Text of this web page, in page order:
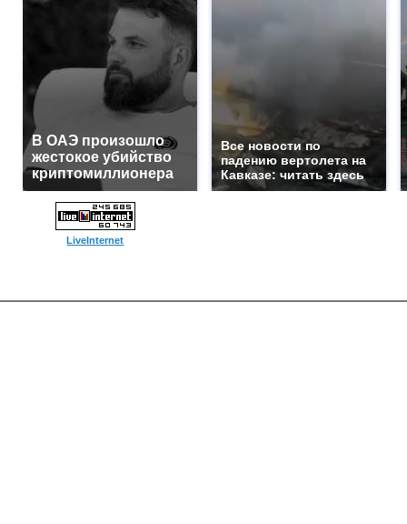
В ОАЭ произошло
жестокое убийство
криптомиллионера
Все новости по
падению вертолета на
Кавказе: читать здесь
LiveInternet